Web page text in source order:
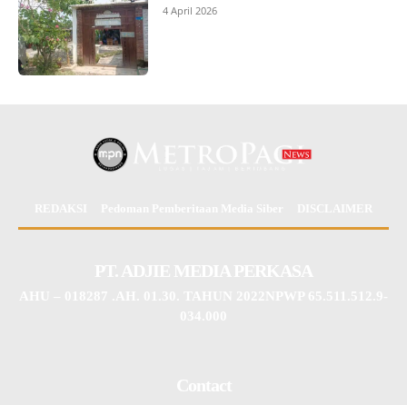
4 April 2026